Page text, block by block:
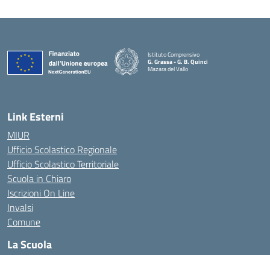
Istituto Comprensivo
G. Grassa - G. B. Quinci
Mazara del Vallo
Link Esterni
MIUR
Ufficio Scolastico Regionale
Ufficio Scolastico Territoriale
Scuola in Chiaro
Iscrizioni On Line
Invalsi
Comune
La Scuola